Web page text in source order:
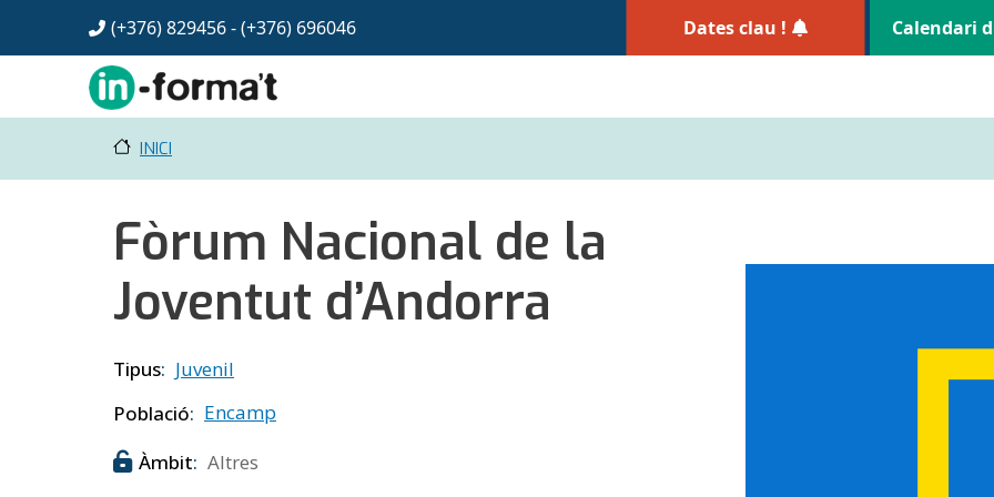
(+376) 829456 - (+376) 696046 Calendari
Dates clau !
INICI
Fòrum Nacional de la
Joventut d’Andorra
Tipus
Juvenil
Població
Encamp
Àmbit
Altres